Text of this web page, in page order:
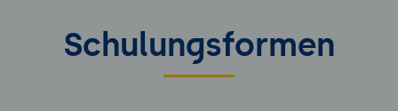
Schulungsformen